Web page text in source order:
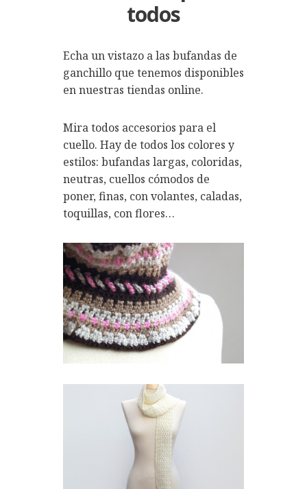
todos
Echa un vistazo a las bufandas de
ganchillo que tenemos disponibles
en nuestras tiendas online.
Mira todos accesorios para el
cuello. Hay de todos los colores y
estilos: bufandas largas, coloridas,
neutras, cuellos cómodos de
poner, finas, con volantes, caladas,
toquillas, con flores…